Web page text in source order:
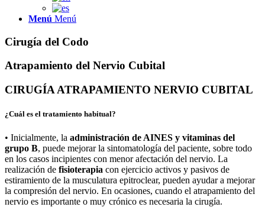
Menú Menú
Cirugía del Codo
Atrapamiento del Nervio Cubital
CIRUGÍA ATRAPAMIENTO NERVIO CUBITAL
¿Cuál es el tratamiento habitual?
• Inicialmente, la administración de AINES y vitaminas del
grupo B, puede mejorar la sintomatología del paciente, sobre todo
en los casos incipientes con menor afectación del nervio. La
realización de fisioterapia con ejercicio activos y pasivos de
estiramiento de la musculatura epitroclear, pueden ayudar a mejorar
la compresión del nervio. En ocasiones, cuando el atrapamiento del
nervio es importante o muy crónico es necesaria la cirugía.